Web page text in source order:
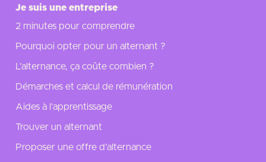
Je suis une entreprise
2 minutes pour comprendre
Pourquoi opter pour un alternant ?
L’alternance, ça coûte combien ?
Démarches et calcul de rémunération
Aides à l’apprentissage
Trouver un alternant
Proposer une offre d’alternance